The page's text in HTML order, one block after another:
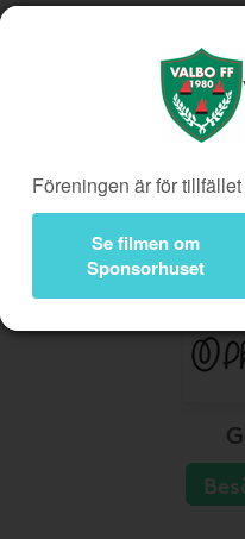
Köp genom
Presentkort
Bli medlem
Föreningen är för
Se filmen om
Sponsorhuset